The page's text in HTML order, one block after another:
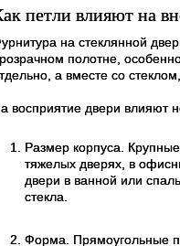
петли влияют на
на стеклянной
полотне,
а вместе со
восприятие двери влияют
Размер корпуса.
тяжелых дверях, в
двери в ванной или
стекла.
Форма. Прямоугольные